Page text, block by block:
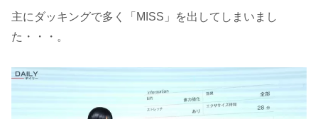
主にダッキングで多く「MISS」を出してしまいまし
た・・・。